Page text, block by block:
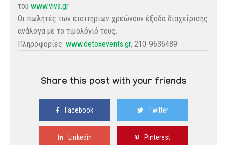
του www.viva.gr
Οι πωλητές των εισιτηρίων χρεώνουν έξοδα διαχείρισης
ανάλογα με το τιμολόγιό τους.
Πληροφορίες: www.detoxevents.gr, 210-9636489
Share this post with your friends
Facebook Twitter
Linkedin Pinterest